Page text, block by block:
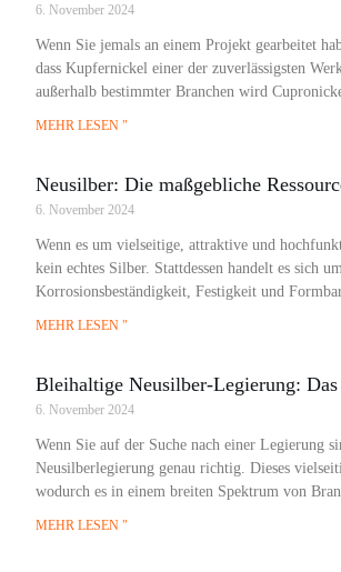
6. November 2024
Wenn Sie jemals an einem Projekt gearbeitet
dass Kupfernickel einer der zuverlässigsten
außerhalb bestimmter Branchen wird
MEHR LESEN "
Neusilber: Die maßgebliche
6. November 2024
Wenn es um vielseitige, attraktive und
kein echtes Silber. Stattdessen handelt es sich
Korrosionsbeständigkeit, Festigkeit und
MEHR LESEN "
Bleihaltige Neusilber-Legierung:
6. November 2024
Wenn Sie auf der Suche nach einer Legierung
Neusilberlegierung genau richtig. Dieses
wodurch es in einem breiten Spektrum von
MEHR LESEN "